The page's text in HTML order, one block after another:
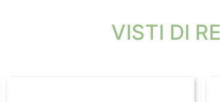
VISTI DI